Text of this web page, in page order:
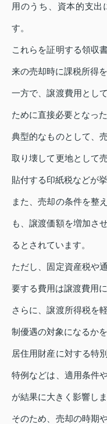
用のうち、資本的支出
す。
これらを証明する領収
来の売却時に課税所得
一方で、譲渡費用とし
ために直接必要となっ
典型的なものとして、
取り壊して更地として
貼付する印紙税などが
また、売却の条件を整
も、譲渡価額を増加さ
るとされています。
ただし、固定資産税や
要する費用は譲渡費用
さらに、譲渡所得税を
制優遇の対象になるか
居住用財産に対する特
特例などは、適用条件
が結果に大きく影響しま
そのため、売却の時期